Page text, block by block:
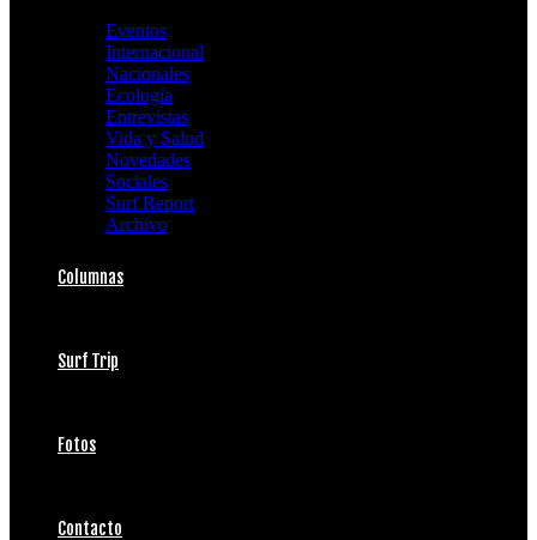
Eventos
Internacional
Nacionales
Ecología
Entrevistas
Vida y Salud
Novedades
Sociales
Surf Report
Archivo
Columnas
Surf Trip
Fotos
Contacto